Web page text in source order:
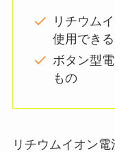
リチウム
使用でき
ボタン型
もの
リチウムイオン